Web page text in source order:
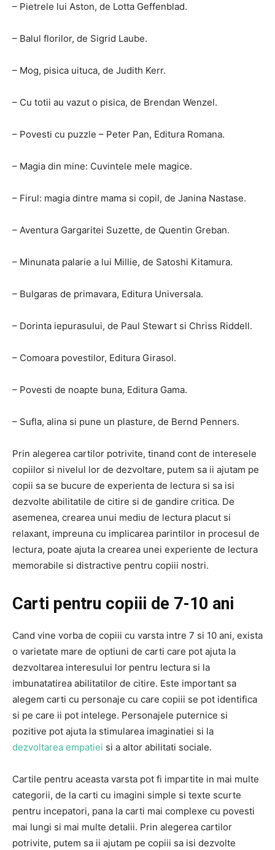
– Pietrele lui Aston, de Lotta Geffenblad.
– Balul florilor, de Sigrid Laube.
– Mog, pisica uituca, de Judith Kerr.
– Cu totii au vazut o pisica, de Brendan Wenzel.
– Povesti cu puzzle – Peter Pan, Editura Romana.
– Magia din mine: Cuvintele mele magice.
– Firul: magia dintre mama si copil, de Janina Nastase.
– Aventura Gargaritei Suzette, de Quentin Greban.
– Minunata palarie a lui Millie, de Satoshi Kitamura.
– Bulgaras de primavara, Editura Universala.
– Dorinta iepurasului, de Paul Stewart si Chriss Riddell.
– Comoara povestilor, Editura Girasol.
– Povesti de noapte buna, Editura Gama.
– Sufla, alina si pune un plasture, de Bernd Penners.
Prin alegerea cartilor potrivite, tinand cont de interesele
copiilor si nivelul lor de dezvoltare, putem sa ii ajutam pe
copii sa se bucure de experienta de lectura si sa isi
dezvolte abilitatile de citire si de gandire critica. De
asemenea, crearea unui mediu de lectura placut si
relaxant, impreuna cu implicarea parintilor in procesul de
lectura, poate ajuta la crearea unei experiente de lectura
memorabile si distractive pentru copiii nostri.
Carti pentru copiii de 7-10 ani
Cand vine vorba de copiii cu varsta intre 7 si 10 ani, exista
o varietate mare de optiuni de carti care pot ajuta la
dezvoltarea interesului lor pentru lectura si la
imbunatatirea abilitatilor de citire. Este important sa
alegem carti cu personaje cu care copiii se pot identifica
si pe care ii pot intelege. Personajele puternice si
pozitive pot ajuta la stimularea imaginatiei si la
dezvoltarea empatiei si a altor abilitati sociale.
Cartile pentru aceasta varsta pot fi impartite in mai multe
categorii, de la carti cu imagini simple si texte scurte
pentru incepatori, pana la carti mai complexe cu povesti
mai lungi si mai multe detalii. Prin alegerea cartilor
potrivite, putem sa ii ajutam pe copiii sa isi dezvolte